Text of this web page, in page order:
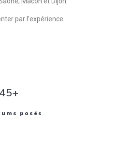
par l’expérience.
45+
posés